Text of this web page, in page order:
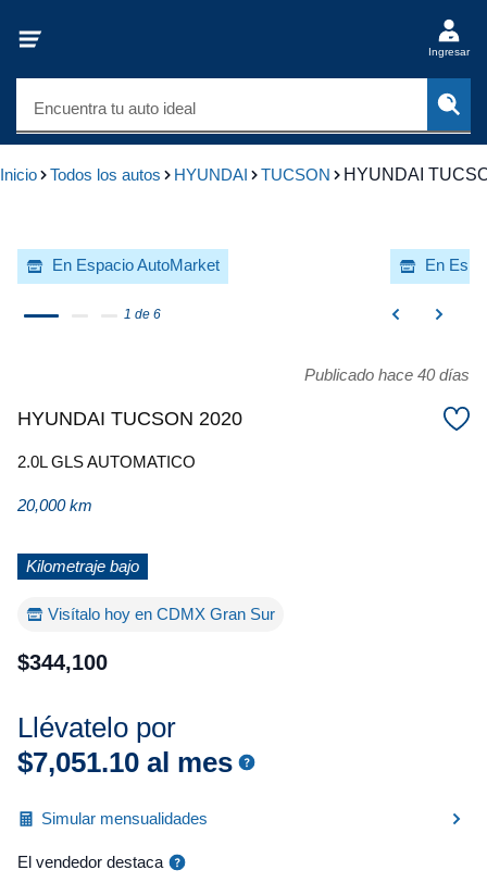
Ingresar
Encuentra tu auto ideal
Inicio Todos los autos HYUNDAI TUCSON HYUNDAI
En Espacio AutoMarket En
1 de 6
Publicado hace 40 días
HYUNDAI TUCSON 2020
2.0L GLS AUTOMATICO
20,000 km
Kilometraje bajo
Visítalo hoy en CDMX Gran Sur
$344,100
Llévatelo por
$7,051.10 al mes
Simular mensualidades
El vendedor destaca